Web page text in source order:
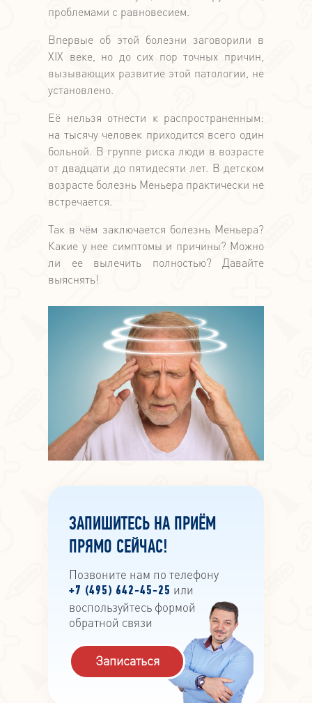
проблемами с равновесием.
Впервые об этой болезни заговорили в
XIX веке, но до сих пор точных причин,
вызывающих развитие этой патологии, не
установлено.
Её нельзя отнести к распространенным:
на тысячу человек приходится всего один
больной. В группе риска люди в возрасте
от двадцати до пятидесяти лет. В детском
возрасте болезнь Меньера практически не
встречается.
Так в чём заключается болезнь Меньера?
Какие у нее симптомы и причины? Можно
ли ее вылечить полностью? Давайте
выяснять!
ЗАПИШИТЕСЬ НА ПРИЁМ
ПРЯМО СЕЙЧАС!
Позвоните нам по телефону
+7 (495) 642-45-25 или
воспользуйтесь формой
обратной связи
Записаться